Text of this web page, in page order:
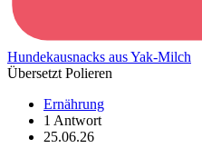
Hundekausnacks aus Yak-Milch
Übersetzt Polieren
Ernährung
1 Antwort
25.06.26